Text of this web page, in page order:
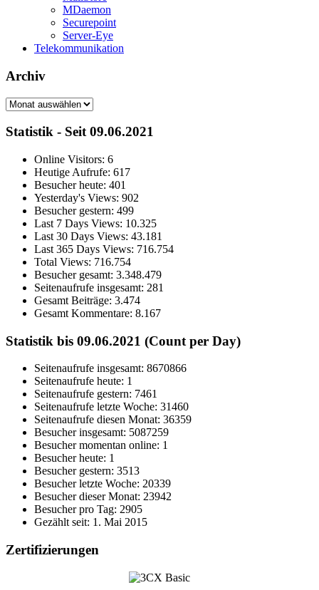
MDaemon
Securepoint
Server-Eye
Telekommunikation
Archiv
Archiv
Statistik - Seit 09.06.2021
Online Visitors: 6
Heutige Aufrufe: 617
Besucher heute: 401
Yesterday's Views: 902
Besucher gestern: 499
Last 7 Days Views: 10.325
Last 30 Days Views: 43.181
Last 365 Days Views: 716.754
Total Views: 716.754
Besucher gesamt: 3.348.479
Seitenaufrufe insgesamt: 281
Gesamt Beiträge: 3.474
Gesamt Kommentare: 8.167
Statistik bis 09.06.2021 (Count per Day)
Seitenaufrufe insgesamt: 8670866
Seitenaufrufe heute: 1
Seitenaufrufe gestern: 7461
Seitenaufrufe letzte Woche: 31460
Seitenaufrufe diesen Monat: 36359
Besucher insgesamt: 5087259
Besucher momentan online: 1
Besucher heute: 1
Besucher gestern: 3513
Besucher letzte Woche: 20339
Besucher dieser Monat: 23942
Besucher pro Tag: 2905
Gezählt seit: 1. Mai 2015
Zertifizierungen